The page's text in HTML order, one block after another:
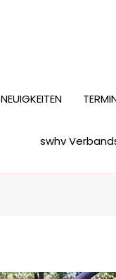
NEUIGKEITEN
swhv